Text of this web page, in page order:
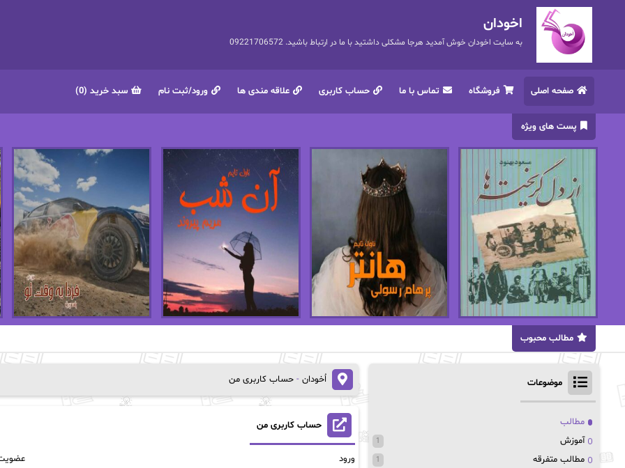
اخودان
به سایت اخودان خوش آمدید هرجا مشکلی داشتید با ما در ارتباط باشید. 09221706572
صفحه اصلی فروشگاه تماس با ما حساب کاربری علاقه مندی ها ورود/ثبت نام سبد خرید (0)
پست های ویژه
مطالب محبوب
اُخودان - حساب کاربری من
حساب کاربری من
ورود
موضوعات
مطالب
آموزش
1
مطالب متفرقه 1